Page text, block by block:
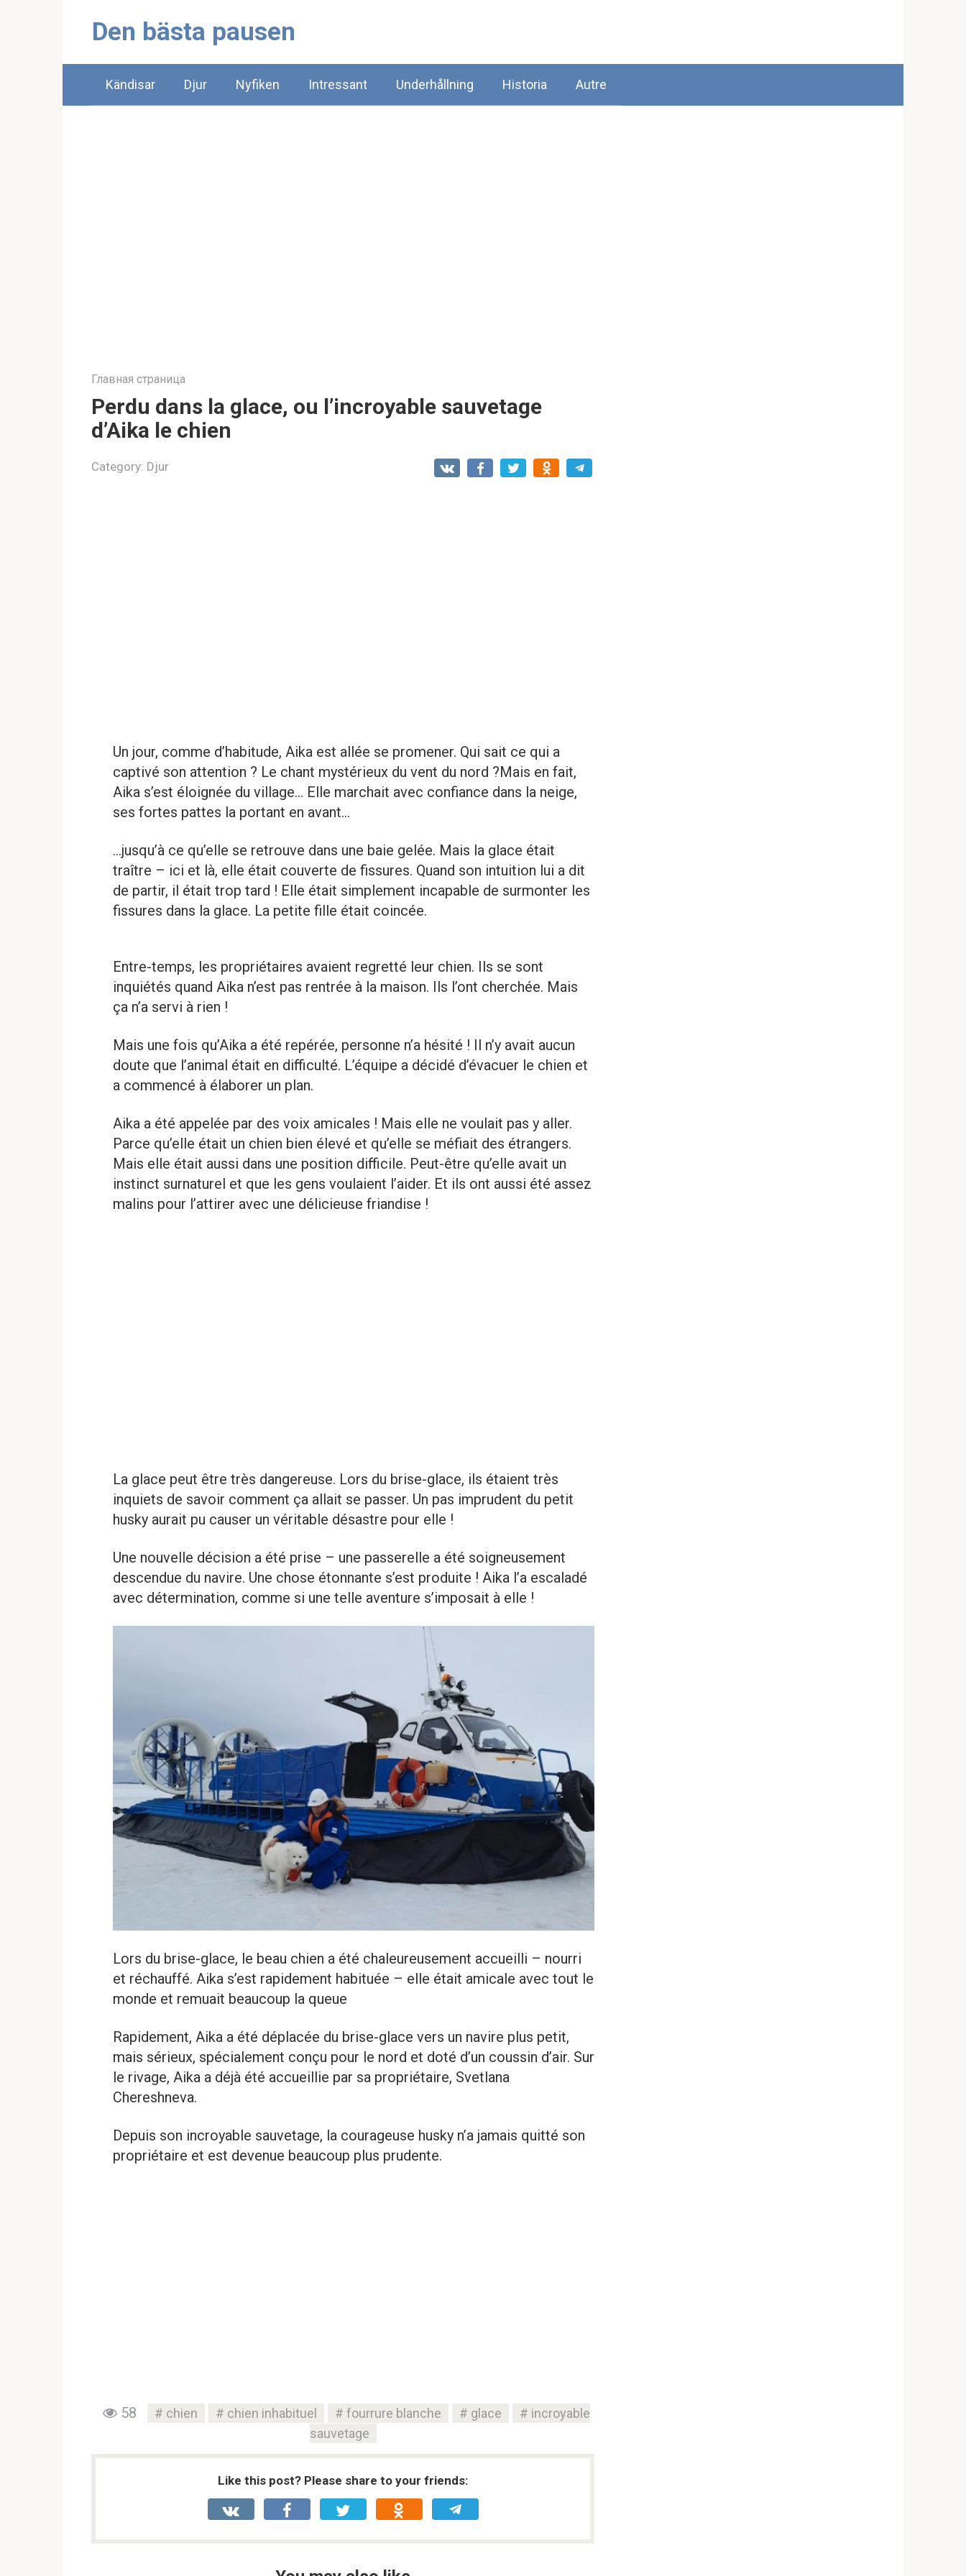
Den bästa pausen
Kändisar Djur Nyfiken Intressant Underhållning Historia Autre
Главная страница
Perdu dans la glace, ou l’incroyable sauvetage
d’Aika le chien
Category: Djur
Un jour, comme d’habitude, Aika est allée se promener. Qui sait ce qui a
captivé son attention ? Le chant mystérieux du vent du nord ?Mais en fait,
Aika s’est éloignée du village… Elle marchait avec confiance dans la neige,
ses fortes pattes la portant en avant…
…jusqu’à ce qu’elle se retrouve dans une baie gelée. Mais la glace était
traître – ici et là, elle était couverte de fissures. Quand son intuition lui a dit
de partir, il était trop tard ! Elle était simplement incapable de surmonter les
fissures dans la glace. La petite fille était coincée.
Entre-temps, les propriétaires avaient regretté leur chien. Ils se sont
inquiétés quand Aika n’est pas rentrée à la maison. Ils l’ont cherchée. Mais
ça n’a servi à rien !
Mais une fois qu’Aika a été repérée, personne n’a hésité ! Il n’y avait aucun
doute que l’animal était en difficulté. L’équipe a décidé d’évacuer le chien et
a commencé à élaborer un plan.
Aika a été appelée par des voix amicales ! Mais elle ne voulait pas y aller.
Parce qu’elle était un chien bien élevé et qu’elle se méfiait des étrangers.
Mais elle était aussi dans une position difficile. Peut-être qu’elle avait un
instinct surnaturel et que les gens voulaient l’aider. Et ils ont aussi été assez
malins pour l’attirer avec une délicieuse friandise !
La glace peut être très dangereuse. Lors du brise-glace, ils étaient très
inquiets de savoir comment ça allait se passer. Un pas imprudent du petit
husky aurait pu causer un véritable désastre pour elle !
Une nouvelle décision a été prise – une passerelle a été soigneusement
descendue du navire. Une chose étonnante s’est produite ! Aika l’a escaladé
avec détermination, comme si une telle aventure s’imposait à elle !
Lors du brise-glace, le beau chien a été chaleureusement accueilli – nourri
et réchauffé. Aika s’est rapidement habituée – elle était amicale avec tout le
monde et remuait beaucoup la queue
Rapidement, Aika a été déplacée du brise-glace vers un navire plus petit,
mais sérieux, spécialement conçu pour le nord et doté d’un coussin d’air. Sur
le rivage, Aika a déjà été accueillie par sa propriétaire, Svetlana
Chereshneva.
Depuis son incroyable sauvetage, la courageuse husky n’a jamais quitté son
propriétaire et est devenue beaucoup plus prudente.
58 chien chien inhabituel fourrure blanche glace
incroyable
sauvetage
Like this post? Please share to your friends: